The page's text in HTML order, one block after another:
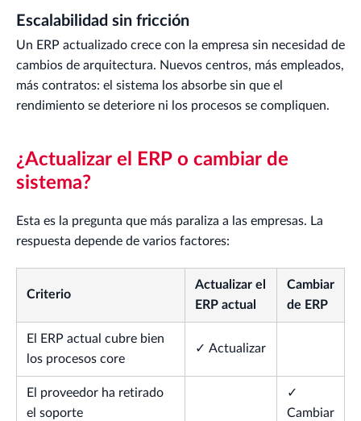
Escalabilidad sin fricción
Un ERP actualizado crece con la empresa sin necesidad de
cambios de arquitectura. Nuevos centros, más empleados,
más contratos: el sistema los absorbe sin que el
rendimiento se deteriore ni los procesos se compliquen.
¿Actualizar el ERP o cambiar de
sistema?
Esta es la pregunta que más paraliza a las empresas. La
respuesta depende de varios factores:
Criterio
Actualizar el
ERP actual
Cambiar
de ERP
El ERP actual cubre bien
los procesos core
✓ Actualizar
El proveedor ha retirado
el soporte
✓
Cambiar